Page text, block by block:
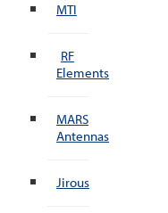
MTI
RF
Elements
MARS
Antennas
Jirous